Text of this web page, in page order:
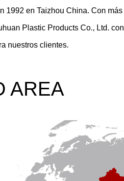
1992 en Taizhou China. Con
Plastic Products Co., Ltd.
nuestros clientes.
AREA